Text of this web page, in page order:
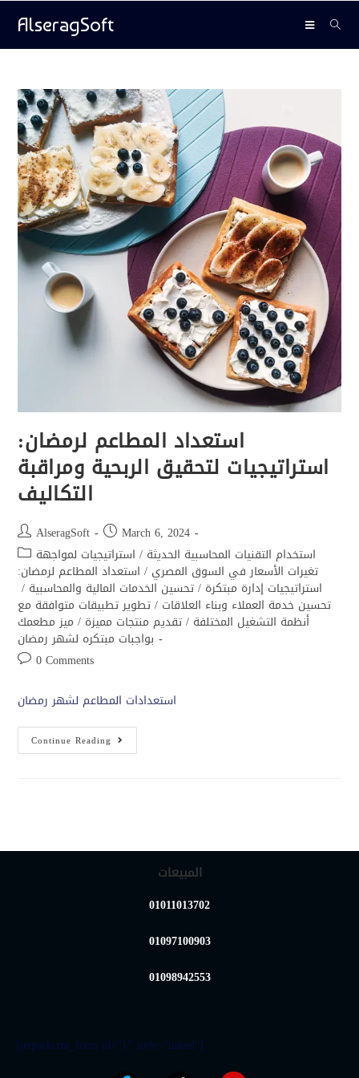
AlseragSoft
استعداد المطاعم لرمضان:
استراتيجيات لتحقيق الربحية ومراقبة
التكاليف
AlseragSoft
March 6, 2024
استخدام التقنيات المحاسبية الحديثة / استراتيجيات لمواجهة
تغيرات الأسعار في السوق المصري / استعداد المطاعم لرمضان:
استراتيجيات إدارة مبتكرة / تحسين الخدمات المالية والمحاسبية /
تحسين خدمة العملاء وبناء العلاقات / تطوير تطبيقات متوافقة مع
أنظمة التشغيل المختلفة / تقديم منتجات مميزة / ميز مطعمك
بواجبات مبتكره لشهر رمضان
0 Comments
استعدادات المطاعم لشهر رمضان
Continue Reading
المبيعات
01011013702
01097100903
01098942553
[jetpackcrm_form id="1" style="naked"]